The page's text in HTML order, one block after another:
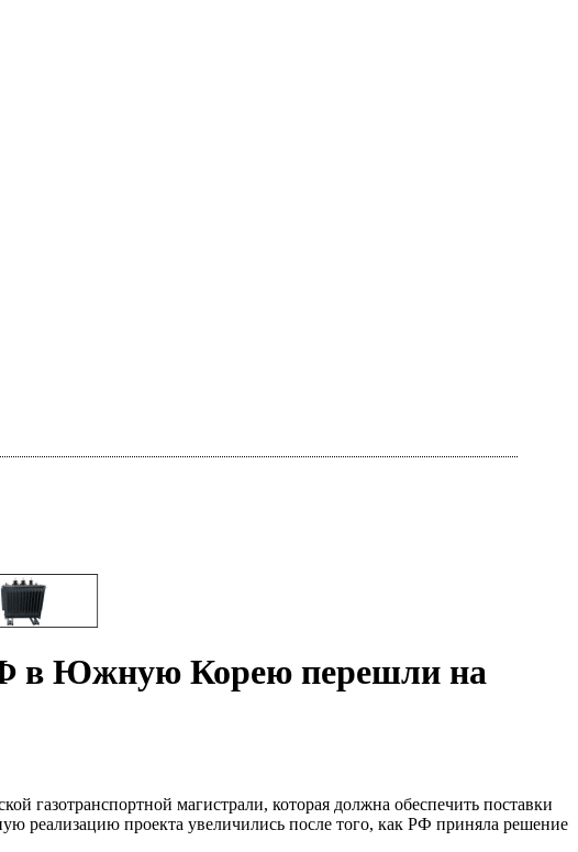
в Южную Корею перешли на
газотранспортной магистрали, которая должна обеспечить поставки
реализацию проекта увеличились после того, как РФ приняла решение